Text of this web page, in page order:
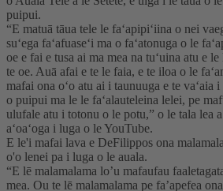
puipui.
“E matuā tāua tele le faʻapipiʻiina o nei
suʻega faʻafuaseʻi ma o faʻatonuga o le
oe e fai e tusa ai ma mea na tuʻuina atu e
te oe. Auā afai e te le faia, e te iloa o le
mafai ona oʻo atu ai i taunuuga e te vaʻaia
o puipui ma le le faʻalauteleina lelei, pe
ulufale atu i totonu o le potu,” o le tala lea
aʻoaʻoga i luga o le YouTube.
E le'i mafai lava e DeFilippos ona
o'o lenei pa i luga o le auala.
“E lē malamalama lo’u mafaufau
mea. Ou te lē malamalama pe fa’apefea